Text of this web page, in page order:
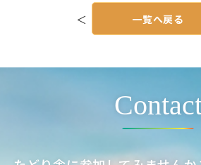
シ
＜ 一覧へ戻る